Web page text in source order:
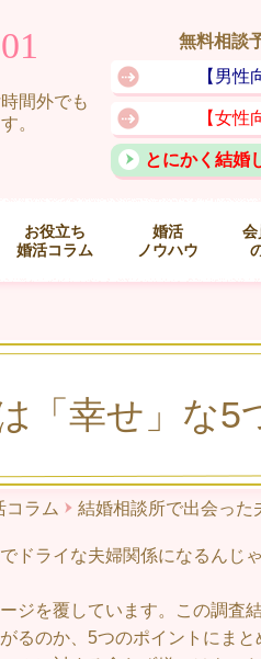
間外でも
。
無料相談
【男性
【女性
とにかく結婚
お役立ち
婚活コラム
婚活
ノウハウ
会
「幸せ」な5
コラム 結婚相談所で出会った
ドライな夫婦関係になるんじ
ジを覆しています。この調査
るのか、5つのポイントにまと